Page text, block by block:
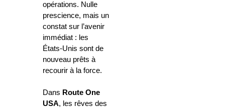
opérations. Nulle
prescience, mais un
constat sur l’avenir
immédiat : les
États-Unis sont de
nouveau prêts à
recourir à la force.
Dans Route One
USA, les rêves des